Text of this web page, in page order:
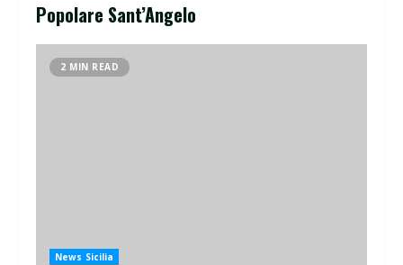
Popolare Sant’Angelo
2 MIN READ
News Sicilia